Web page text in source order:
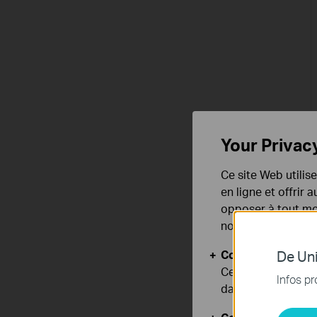
De
Infos
Your
Ce site Web
en ligne et offrir
opposer à tout
notre
Cookies basiques
Ces cookies sont
dans vos